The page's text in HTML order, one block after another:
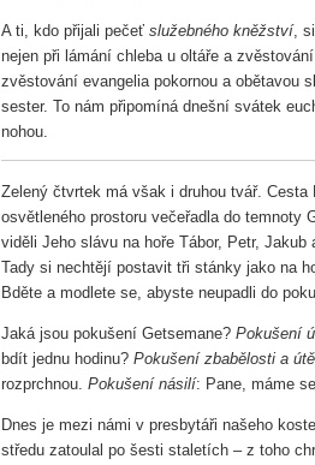
A ti, kdo přijali pečeť služebného kněžství,
nejen při lámání chleba u oltáře a
zvěstování evangelia pokornou a obětavou
sester. To nám připomíná dnešní svátek
nohou.
Zelený čtvrtek má však i druhou tvář.
osvětleného prostoru večeřadla do temnoty
viděli Jeho slávu na hoře Tábor, Petr,
Tady si nechtějí postavit tři stánky jako na
Bděte a modlete se, abyste neupadli do
Jaká jsou pokušení Getsemane? Pokušení
bdít jednu hodinu? Pokušení zbabělosti a
rozprchnou. Pokušení násilí: Pane, máme
Dnes je mezi námi v presbytáři našeho
středu zatoulal po šesti staletích – z toho